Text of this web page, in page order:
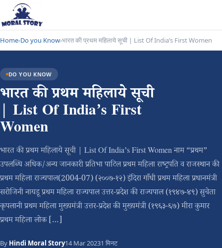
Home›Do you Know›भारत की प्रथम महिलाये सूची | List Of India’s First Women
DO YOU KNOW
भारत की प्रथम महिलाये सूची
| List Of India’s First
Women
भारत की प्रथम महिलाये सूची | List Of India’s First Women नाम “प्रथम”
उपलब्धि अधिक/अन्य जानकारी प्रतिभा पाटिल प्रथम महिला राष्ट्रपति व राजस्थान की
प्रथम महिला राज्यपाल(2004-07) (२००७-१२) इंदिरा गाँधी प्रथम महिला प्रधानमंत्री
सरोजिनी नायडू प्रथम महिला राज्यपाल उत्तर-प्रदेश की राज्यपाल (१९४७-४९) सुचेता
कृपलानी प्रथम महिला मुख्यमंत्री उत्तर-प्रदेश की मुख्यमंत्री (१९६३-६७) मीरा कुमार
प्रथम महिला लोक […]
By Hindi Moral Story14 Mar 20231 मिनट